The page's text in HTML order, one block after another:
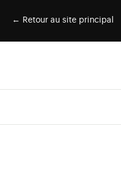
← Retour au site principal